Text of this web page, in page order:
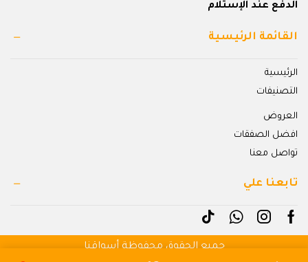
الدفع عند الإستلام
القائمة الرئيسية
الرئيسية
التصنيفات
العروض
افضل الصفقات
تواصل معنا
تابعنا علي
جميع الحقوق محفوظة أسواقنا